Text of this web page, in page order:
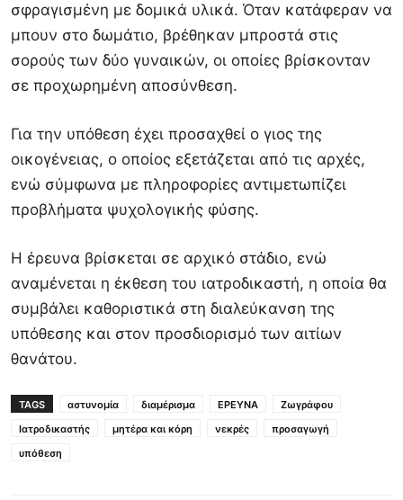
σφραγισμένη με δομικά υλικά. Όταν κατάφεραν να
μπουν στο δωμάτιο, βρέθηκαν μπροστά στις
σορούς των δύο γυναικών, οι οποίες βρίσκονταν
σε προχωρημένη αποσύνθεση.
Για την υπόθεση έχει προσαχθεί ο γιος της
οικογένειας, ο οποίος εξετάζεται από τις αρχές,
ενώ σύμφωνα με πληροφορίες αντιμετωπίζει
προβλήματα ψυχολογικής φύσης.
Η έρευνα βρίσκεται σε αρχικό στάδιο, ενώ
αναμένεται η έκθεση του ιατροδικαστή, η οποία θα
συμβάλει καθοριστικά στη διαλεύκανση της
υπόθεσης και στον προσδιορισμό των αιτίων
θανάτου.
TAGS αστυνομία διαμέρισμα ΕΡΕΥΝΑ
Ζωγράφου
Ιατροδικαστής
μητέρα και κόρη νεκρές
προσαγωγή
υπόθεση